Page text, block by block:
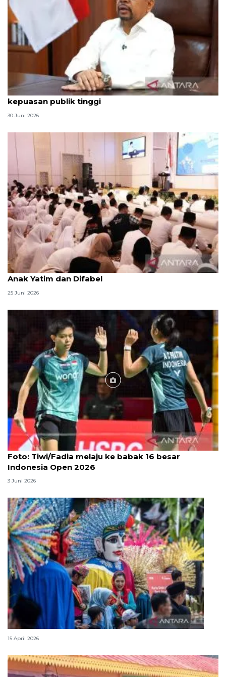
Qodari: Pemerintah tak puas diri meski tingkat
kepuasan publik tinggi
30 Juni 2026
Menag jadikan setiap 10 Muharam sebagai Lebaran
Anak Yatim dan Difabel
25 Juni 2026
Foto
Foto: Tiwi/Fadia melaju ke babak 16 besar
Indonesia Open 2026
3 Juni 2026
Lebaran Betawi, harmoni tradisi dan kota global
15 April 2026